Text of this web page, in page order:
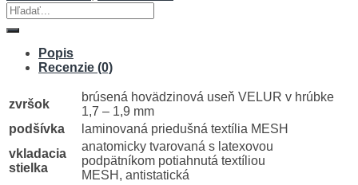
Hľadať:
Popis
Recenzie (0)
zvršok
brúsená hovädzinová useň VELUR v hrúbke
1,7 – 1,9 mm
podšívka
laminovaná priedušná textília MESH
vkladacia
stielka
anatomicky tvarovaná s latexovou
podpätníkom potiahnutá textíliou
MESH, antistatická